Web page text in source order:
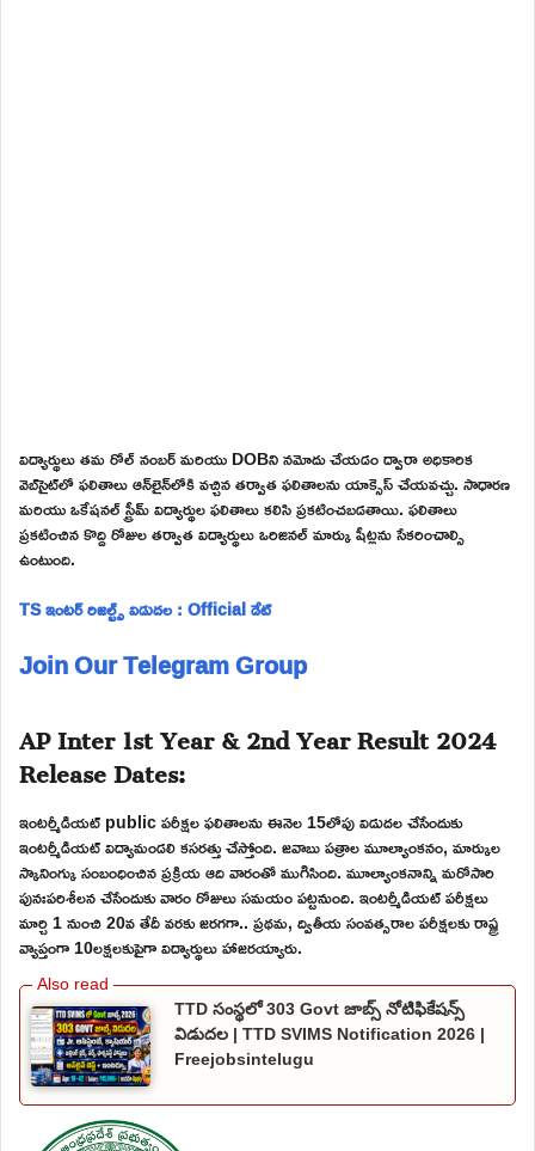
విద్యార్థులు తమ రోల్ నంబర్ మరియు DOBని నమోదు చేయడం ద్వారా అధికారిక
వెబ్‌సైట్‌లో ఫలితాలు ఆన్‌లైన్‌లోకి వచ్చిన తర్వాత ఫలితాలను యాక్సెస్ చేయవచ్చు. సాధారణ
మరియు ఒకేషనల్ స్ట్రీమ్ విద్యార్థుల ఫలితాలు కలిసి ప్రకటించబడతాయి. ఫలితాలు
ప్రకటించిన కొద్ది రోజుల తర్వాత విద్యార్థులు ఒరిజినల్ మార్కు షీట్లను సేకరించాల్సి
ఉంటుంది.
TS ఇంటర్ రిజల్ట్స్ విడుదల : Official డేట్
Join Our Telegram Group
AP Inter 1st Year & 2nd Year Result 2024
Release Dates:
ఇంటర్మీడియట్ public పరీక్షల ఫలితాలను ఈనెల 15లోపు విడుదల చేసేందుకు
ఇంటర్మీడియట్ విద్యామండలి కసరత్తు చేస్తోంది. జవాబు పత్రాల మూల్యాంకనం, మార్కుల
స్కానింగ్కు సంబంధించిన ప్రక్రియ ఆది వారంతో ముగిసింది. మూల్యాంకనాన్ని మరోసారి
పునఃపరిశీలన చేసేందుకు వారం రోజులు సమయం పట్టనుంది. ఇంటర్మీడియట్ పరీక్షలు
మార్చి 1 నుంచి 20వ తేదీ వరకు జరగగా.. ప్రథమ, ద్వితీయ సంవత్సరాల పరీక్షలకు రాష్ట్ర
వ్యాప్తంగా 10లక్షలకుపైగా విద్యార్థులు హాజరయ్యారు.
TTD సంస్థలో 303 Govt జాబ్స్ నోటిఫికేషన్స్
విడుదల | TTD SVIMS Notification 2026 |
Freejobsintelugu